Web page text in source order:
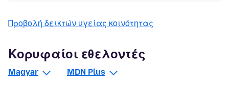
Προβολή δεικτών υγείας κοινότητας
Κορυφαίοι εθελοντές
Magyar MDN Plus